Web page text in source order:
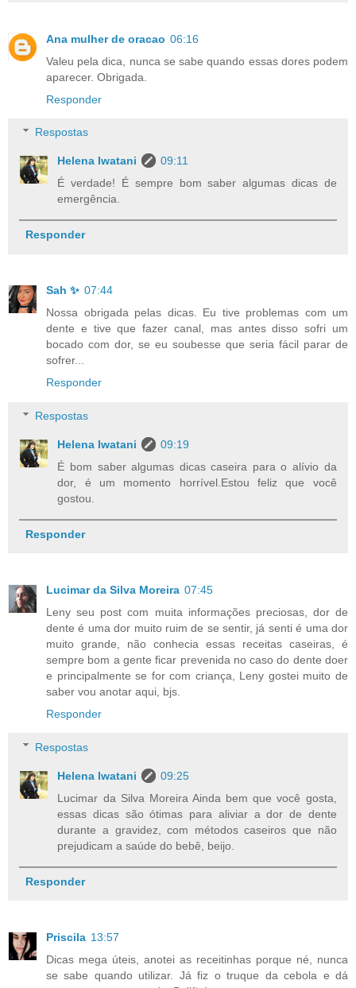
Ana mulher de oracao 06:16
Valeu pela dica, nunca se sabe quando essas dores podem
aparecer. Obrigada.
Responder
Respostas
Helena Iwatani
09:11
É verdade! É sempre bom saber algumas dicas de
emergência.
Responder
Sah ✨ 07:44
Nossa obrigada pelas dicas. Eu tive problemas com um
dente e tive que fazer canal, mas antes disso sofri um
bocado com dor, se eu soubesse que seria fácil parar de
sofrer...
Responder
Respostas
Helena Iwatani
09:19
É bom saber algumas dicas caseira para o alívio da
dor, é um momento horrível.Estou feliz que você
gostou.
Responder
Lucimar da Silva Moreira 07:45
Leny seu post com muita informações preciosas, dor de
dente é uma dor muito ruim de se sentir, já senti é uma dor
muito grande, não conhecia essas receitas caseiras, é
sempre bom a gente ficar prevenida no caso do dente doer
e principalmente se for com criança, Leny gostei muito de
saber vou anotar aqui, bjs.
Responder
Respostas
Helena Iwatani
09:25
Lucimar da Silva Moreira Ainda bem que você gosta,
essas dicas são ótimas para aliviar a dor de dente
durante a gravidez, com métodos caseiros que não
prejudicam a saúde do bebê, beijo.
Responder
Priscila 13:57
Dicas mega úteis, anotei as receitinhas porque né, nunca
se sabe quando utilizar. Já fiz o truque da cebola e dá